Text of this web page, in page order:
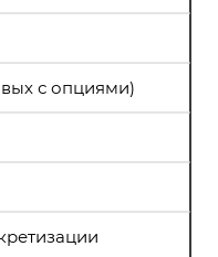
с опциями)